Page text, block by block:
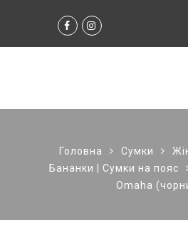
Головна Сумки
Бананки | Сумки на пояс
Omaha